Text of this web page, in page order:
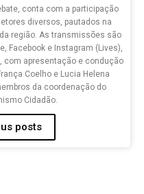
conta com a participação
diversos, pautados na
região. As transmissões são
Facebook e Instagram (Lives),
com apresentação e condução
Coelho e Lucia Helena
da coordenação do
Cidadão.
posts